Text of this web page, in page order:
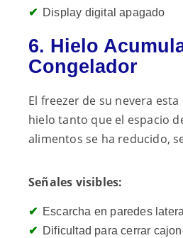
Display digital apagado
6. Hielo
Congelador
El freezer de su nevera
hielo tanto que el espacio
alimentos se ha reducido,
Señales visibles:
Escarcha en paredes
Dificultad para cerrar